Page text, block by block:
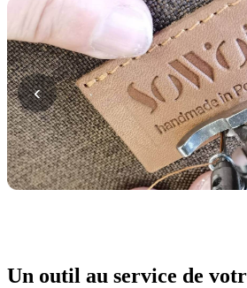
‹
Un outil au service de